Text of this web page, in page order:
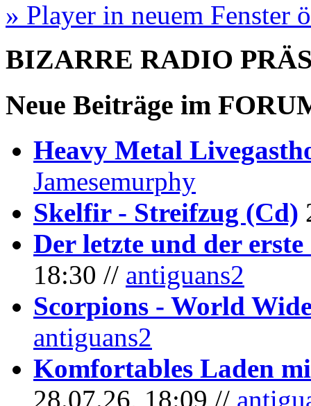
» Player in neuem Fenster
BIZARRE RADIO
Neue Beiträge im
Heavy Metal
Jamesemurphy
Skelfir - Streifzug (Cd)
Der letzte und der erste
18:30 // antiguans2
Scorpions - World
antiguans2
Komfortables Laden
28.07.26, 18:09 //